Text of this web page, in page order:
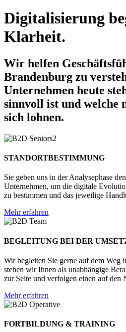
Digitalisierung
Klarheit.
Wir helfen
Brandenburg zu
Unternehmen heute
sinnvoll ist und welche
sich lohnen.
STANDORTBESTIMMUNG
Sie geben uns in der Analysephase
Unternehmen, um die digitale
zu bestimmen und das jeweilige
Mehr erfahren
BEGLEITUNG BEI DER
Wir begleiten Sie gerne auf dem Weg
stehen wir Ihnen als unabhängige
zur Seite und verfolgen einen auf den
Mehr erfahren
FORTBILDUNG & TRAINING